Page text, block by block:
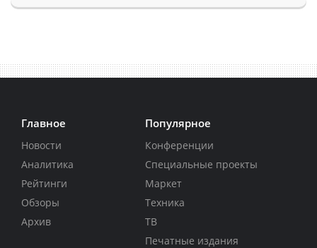
Главное
Новости
Аналитика
Рейтинги
Обзоры
Архив
Популярное
Конференции
Специальные проекты
Маркет
Техника
ТВ
Печатные издания